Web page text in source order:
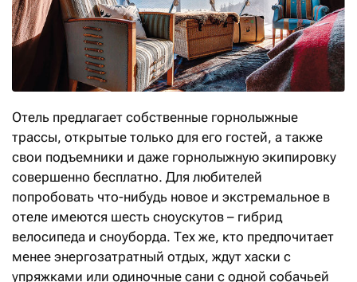
Отель предлагает собственные горнолыжные
трассы, открытые только для его гостей, а также
свои подъемники и даже горнолыжную экипировку
совершенно бесплатно. Для любителей
попробовать что-нибудь новое и экстремальное в
отеле имеются шесть сноускутов – гибрид
велосипеда и сноуборда. Тех же, кто предпочитает
менее энергозатратный отдых, ждут хаски с
упряжками или одиночные сани с одной собачьей